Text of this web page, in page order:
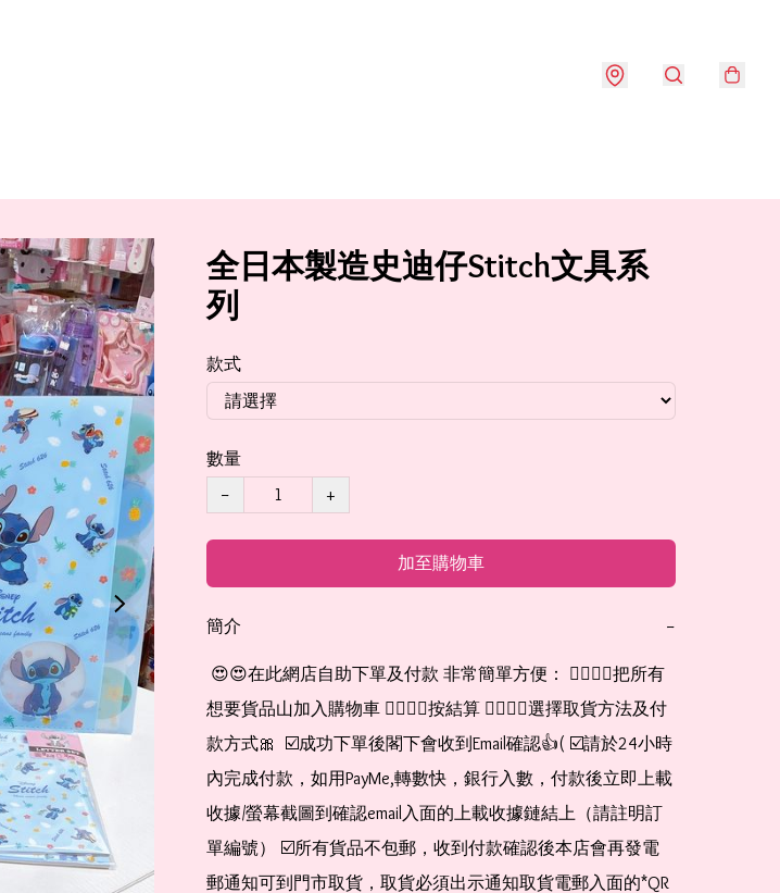
全日本製造史迪仔Stitch文具系
列
款式
數量
−
+
加至購物車
簡介 −
想要貨品山加入購物車 👉🏻👉🏻按結算 👉🏻👉🏻選擇取貨方法及付
款方式🎀  ☑️成功下單後閣下會收到Email確認👍( ☑️請於24小時
內完成付款，如用PayMe,轉數快，銀行入數，付款後立即上載
收據/螢幕截圖到確認email入面的上載收據鏈結上（請註明訂
單編號） ☑️所有貨品不包郵，收到付款確認後本店會再發電
郵通知可到門市取貨，取貨必須出示通知取貨電郵入面的*QR